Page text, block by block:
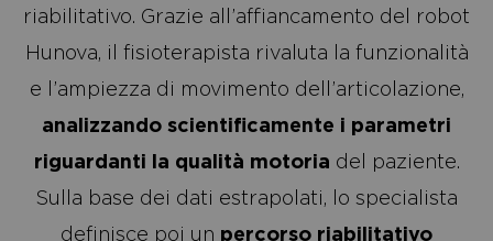
riabilitativo. Grazie all’affiancamento del robot
Hunova, il fisioterapista rivaluta la funzionalità
e l’ampiezza di movimento dell’articolazione,
analizzando scientificamente i parametri
riguardanti la qualità motoria del paziente.
Sulla base dei dati estrapolati, lo specialista
definisce poi un percorso riabilitativo